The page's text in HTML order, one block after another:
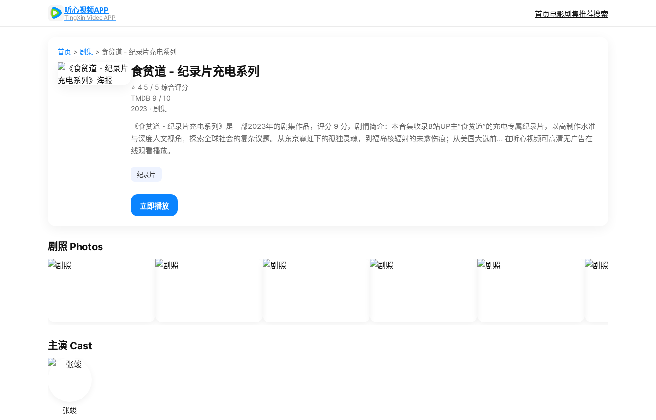
听心视频APP
TingXin Video APP 首页电影剧集推荐搜索
首页 > 剧集 > 食贫道 - 纪录片充电系列
食贫道 - 纪录片充电系列
⭐ 4.5 / 5 综合评分
TMDB 9 / 10
2023 · 剧集
《食贫道 - 纪录片充电系列》是一部2023年的剧集作品，评分 9 分，剧情简介：本合集收录B站UP主“食贫道”的充电专属纪录片，以高制作水准
与深度人文视角，探索全球社会的复杂议题。从东京霓虹下的孤独灵魂，到福岛核辐射的未愈伤痕；从美国大选前… 在听心视频可高清无广告在
线观看播放。
纪录片
立即播放
剧照 Photos
主演 Cast
张竣